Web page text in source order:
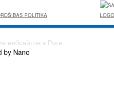
POLITIKA
вебсайтов в Риге
by Nano